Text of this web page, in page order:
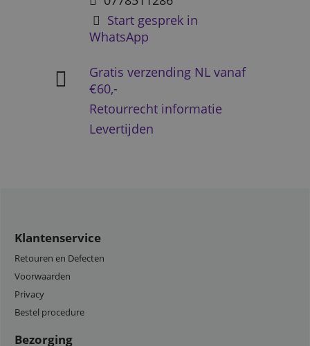
Start gesprek in
WhatsApp
Gratis verzending NL vanaf
€60,-
Retourrecht informatie
Levertijden
Klantenservice
Retouren en Defecten
Voorwaarden
Privacy
Bestel procedure
Bezorging